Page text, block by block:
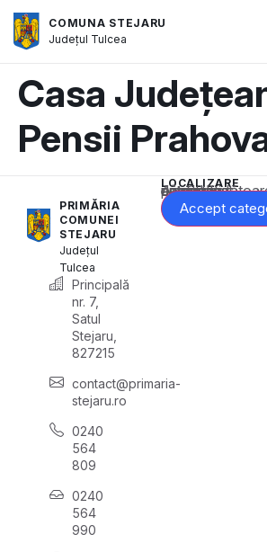
COMUNA STEJARU
Județul Tulcea
Casa
Pensii
PRIMĂRIA
COMUNEI
STEJARU
Județul
Tulcea
Principală
nr. 7,
Satul
Stejaru,
827215
contact@primaria-
stejaru.ro
0240
564
809
0240
564
990
LOCALIZARE
Acest conținut este blocat până când acceptați categoria corespunzătoare de cookie-uri.
Accept